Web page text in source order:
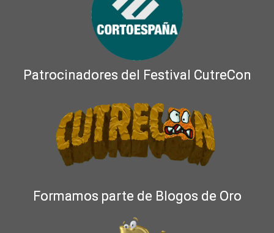
Patrocinadores del Festival CutreCon
Formamos parte de Blogos de Oro